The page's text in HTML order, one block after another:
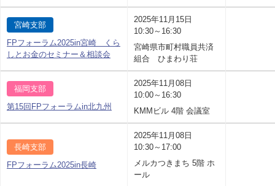
宮崎支部
FPフォーラム2025in宮崎 くら
しとお金のセミナー＆相談会
2025年11月15日
10:30～16:30
宮崎県市町村職員共済
組合 ひまわり荘
福岡支部
第15回FPフォーラムin北九州
2025年11月08日
10:00～16:30
KMMビル 4階 会議室
長崎支部
FPフォーラム2025in長崎
2025年11月08日
10:30～17:00
メルカつきまち 5階 ホ
ール